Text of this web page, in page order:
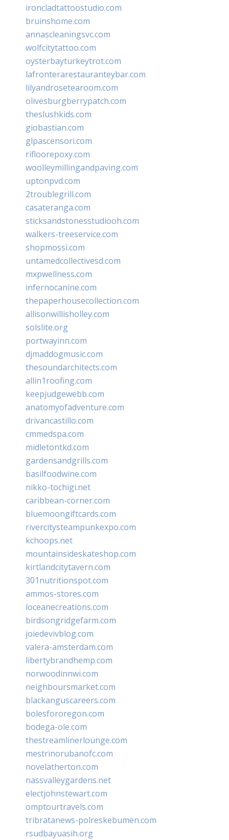
ironcladtattoostudio.com
bruinshome.com
annascleaningsvc.com
wolfcitytattoo.com
oysterbayturkeytrot.com
lafronterarestauranteybar.com
lilyandrosetearoom.com
olivesburgberrypatch.com
theslushkids.com
giobastian.com
glpascensori.com
rifloorepoxy.com
woolleymillingandpaving.com
uptonpvd.com
2troublegrill.com
casateranga.com
sticksandstonesstudiooh.com
walkers-treeservice.com
shopmossi.com
untamedcollectivesd.com
mxpwellness.com
infernocanine.com
thepaperhousecollection.com
allisonwillisholley.com
solslite.org
portwayinn.com
djmaddogmusic.com
thesoundarchitects.com
allin1roofing.com
keepjudgewebb.com
anatomyofadventure.com
drivancastillo.com
cmmedspa.com
midletontkd.com
gardensandgrills.com
basilfoodwine.com
nikko-tochigi.net
caribbean-corner.com
bluemoongiftcards.com
rivercitysteampunkexpo.com
kchoops.net
mountainsideskateshop.com
kirtlandcitytavern.com
301nutritionspot.com
ammos-stores.com
loceanecreations.com
birdsongridgefarm.com
joiedevivblog.com
valera-amsterdam.com
libertybrandhemp.com
norwoodinnwi.com
neighboursmarket.com
blackanguscareers.com
bolesfororegon.com
bodega-ole.com
thestreamlinerlounge.com
mestrinorubanofc.com
novelatherton.com
nassvalleygardens.net
electjohnstewart.com
omptourtravels.com
tribratanews-polreskebumen.com
rsudbayuasih.org